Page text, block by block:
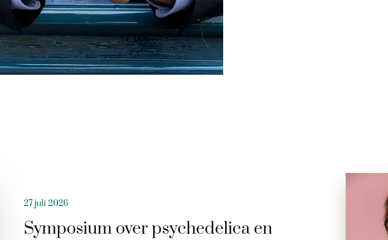
27 juli 2026
Symposium over psychedelica en